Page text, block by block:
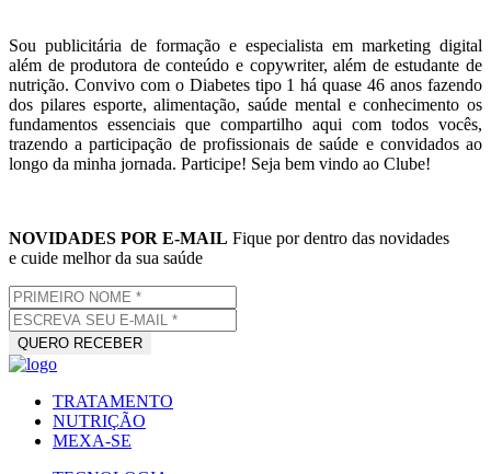
Sou publicitária de formação e especialista em marketing digital
além de produtora de conteúdo e copywriter, além de estudante de
nutrição. Convivo com o Diabetes tipo 1 há quase 46 anos fazendo
dos pilares esporte, alimentação, saúde mental e conhecimento os
fundamentos essenciais que compartilho aqui com todos vocês,
trazendo a participação de profissionais de saúde e convidados ao
longo da minha jornada. Participe! Seja bem vindo ao Clube!
NOVIDADES POR E-MAIL Fique por dentro das novidades
e cuide melhor da sua saúde
TRATAMENTO
NUTRIÇÃO
MEXA-SE